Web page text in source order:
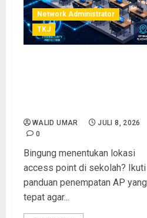
Network Administrator
TKJ
WALID UMAR
JULI 8, 2026
0
Bingung menentukan lokasi
access point di sekolah? Ikuti
panduan penempatan AP yang
tepat agar...